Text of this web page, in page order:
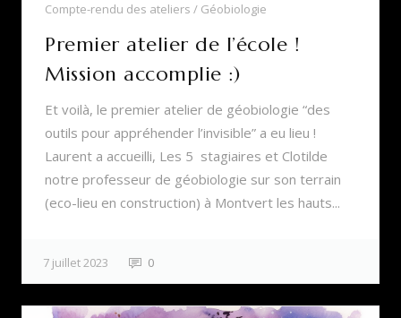
Compte-rendu des ateliers Géobiologie
Premier atelier de l’école !
Mission accomplie :)
Et voilà, le premier atelier de géobiologie “des
outils pour appréhender l’invisible” a eu lieu !
Laurent a accueilli, Les 5 stagiaires et Clotilde
notre professeur de géobiologie sur son terrain
(eco-lieu en construction) à Montvert les hauts...
7 juillet 2023 0